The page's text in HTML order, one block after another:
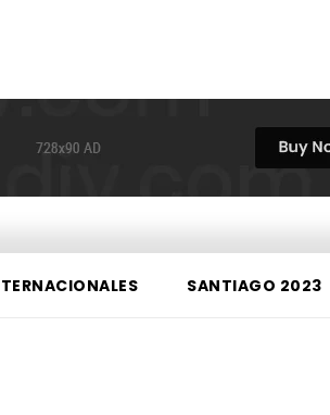
SANTIAGO 2023